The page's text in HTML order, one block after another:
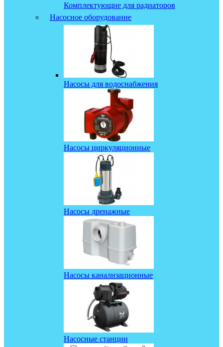
Комплектующие для радиаторов
Насосное оборудование
Насосы для водоснабжения
Насосы циркуляционные
Насосы дренажные
Насосы канализационные
Насосные станции